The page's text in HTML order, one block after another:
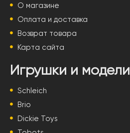
О магазине
Оплата и доставка
Возврат товара
Карта сайта
Игрушки и модели
Schleich
Brio
Dickie Toys